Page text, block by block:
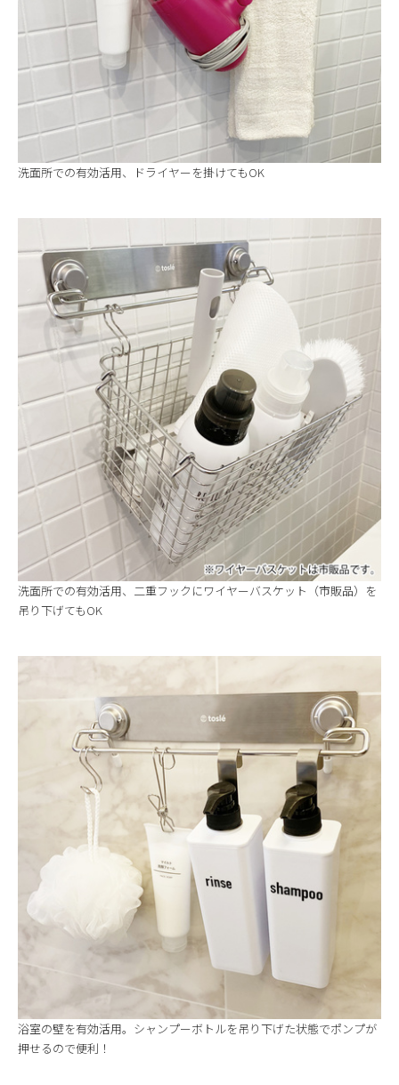
洗面所での有効活用、ドライヤーを掛けてもOK
洗面所での有効活用、二重フックにワイヤーバスケット（市販品）を
吊り下げてもOK
浴室の壁を有効活用。シャンプーボトルを吊り下げた状態でポンプが
押せるので便利！